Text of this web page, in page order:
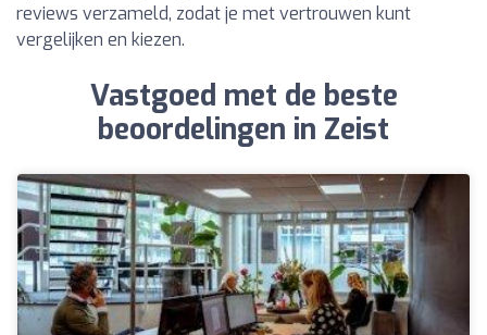
reviews verzameld, zodat je met vertrouwen kunt
vergelijken en kiezen.
Vastgoed met de beste
beoordelingen in Zeist